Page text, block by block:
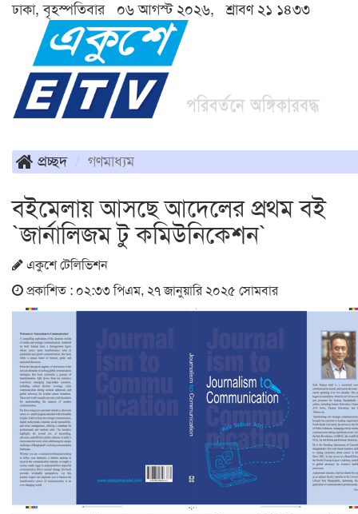
ঢাকা, বৃহস্পতিবার ০৬ আগস্ট ২০২৬, শ্রাবণ ২১ ১৪৩৩
প্রচ্ছদ গণমাধ্যম
বইমেলায় আসছে আদেলের প্রথম বই
`জার্নালিজম টু কমিউনিকেশন`
একুশে টেলিভিশন
প্রকাশিত : ০২:৩৩ পিএম, ২৭ জানুয়ারি ২০২৫ সোমবার